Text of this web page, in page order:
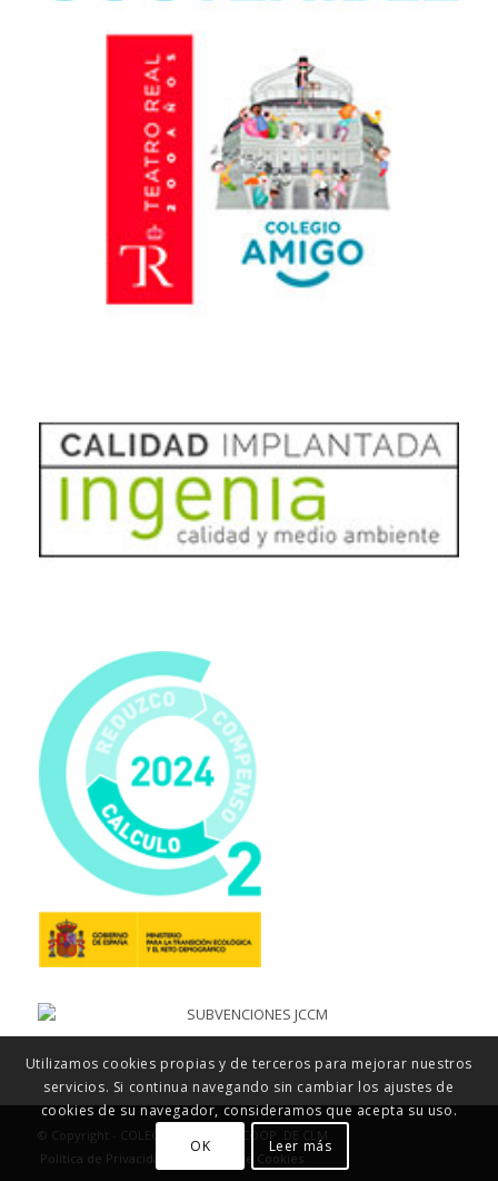
© Copyright - COLEGIO MAYOL, S. COOP. DE CLM
Política de Privacidad
Política de Cookies
Utilizamos cookies propias y de terceros para mejorar nuestros
servicios. Si continua navegando sin cambiar los ajustes de
cookies de su navegador, consideramos que acepta su uso.
OK
Leer más